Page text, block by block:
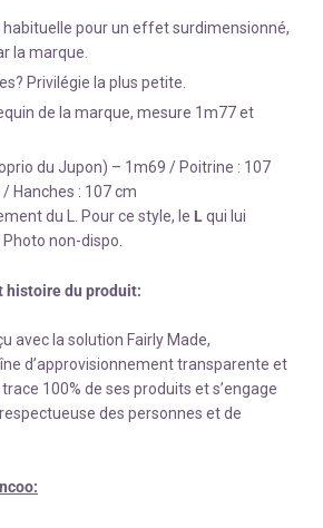
habituelle pour un effet surdimensionné,
la marque.
Privilégie la plus petite.
de la marque, mesure 1m77 et
du Jupon) – 1m69 / Poitrine : 107
Hanches : 107 cm
du L. Pour ce style, le Lqui lui
non-dispo.
histoire du produit:
avec la solution Fairly Made,
d’approvisionnement transparente et
100% de ses produits et s’engage
des personnes et de